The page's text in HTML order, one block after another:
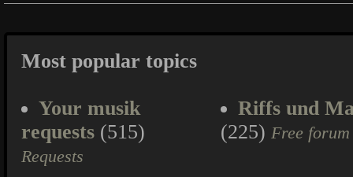
Most popular topics
Your musik
requests (515)
Requests
Riffs und
(225) Free forum